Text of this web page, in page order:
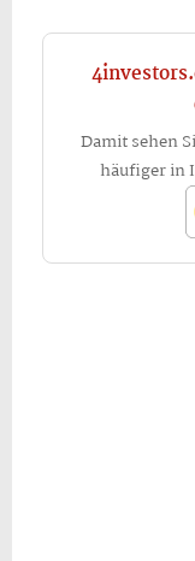
Damit sehen
häufiger in